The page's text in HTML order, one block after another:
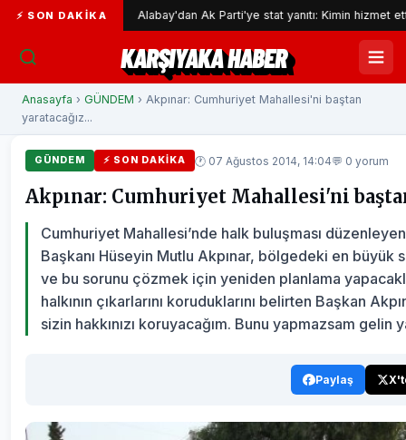
⚡ SON DAKIKA
Alabay'dan Ak Parti'ye stat yanıtı: Kimin hizmet ettiğini kimin
KARŞIYAKA HABER
Anasayfa › GÜNDEM › Akpınar: Cumhuriyet Mahallesi'ni baştan
yaratacağız...
GÜNDEM ⚡ SON DAKIKA 🕐 07 Ağustos 2014, 14:04💬 0 yorum
Akpınar: Cumhuriyet Mahallesi'ni
Cumhuriyet Mahallesi’nde halk buluşması
Başkanı Hüseyin Mutlu Akpınar, bölgedeki en büyük
ve bu sorunu çözmek için yeniden planlama
halkının çıkarlarını koruduklarını belirten Başkan
sizin hakkınızı koruyacağım. Bunu yapmazsam gelin
Paylaş